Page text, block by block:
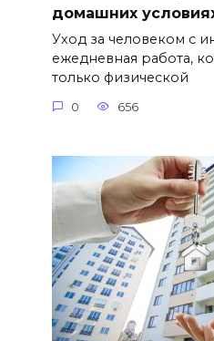
домашних
Уход за человеком с
ежедневная работа,
только физической
0 656